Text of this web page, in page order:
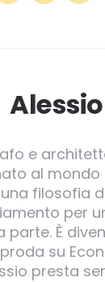
e
al mondo
filosofia
per
parte. È
su
presta